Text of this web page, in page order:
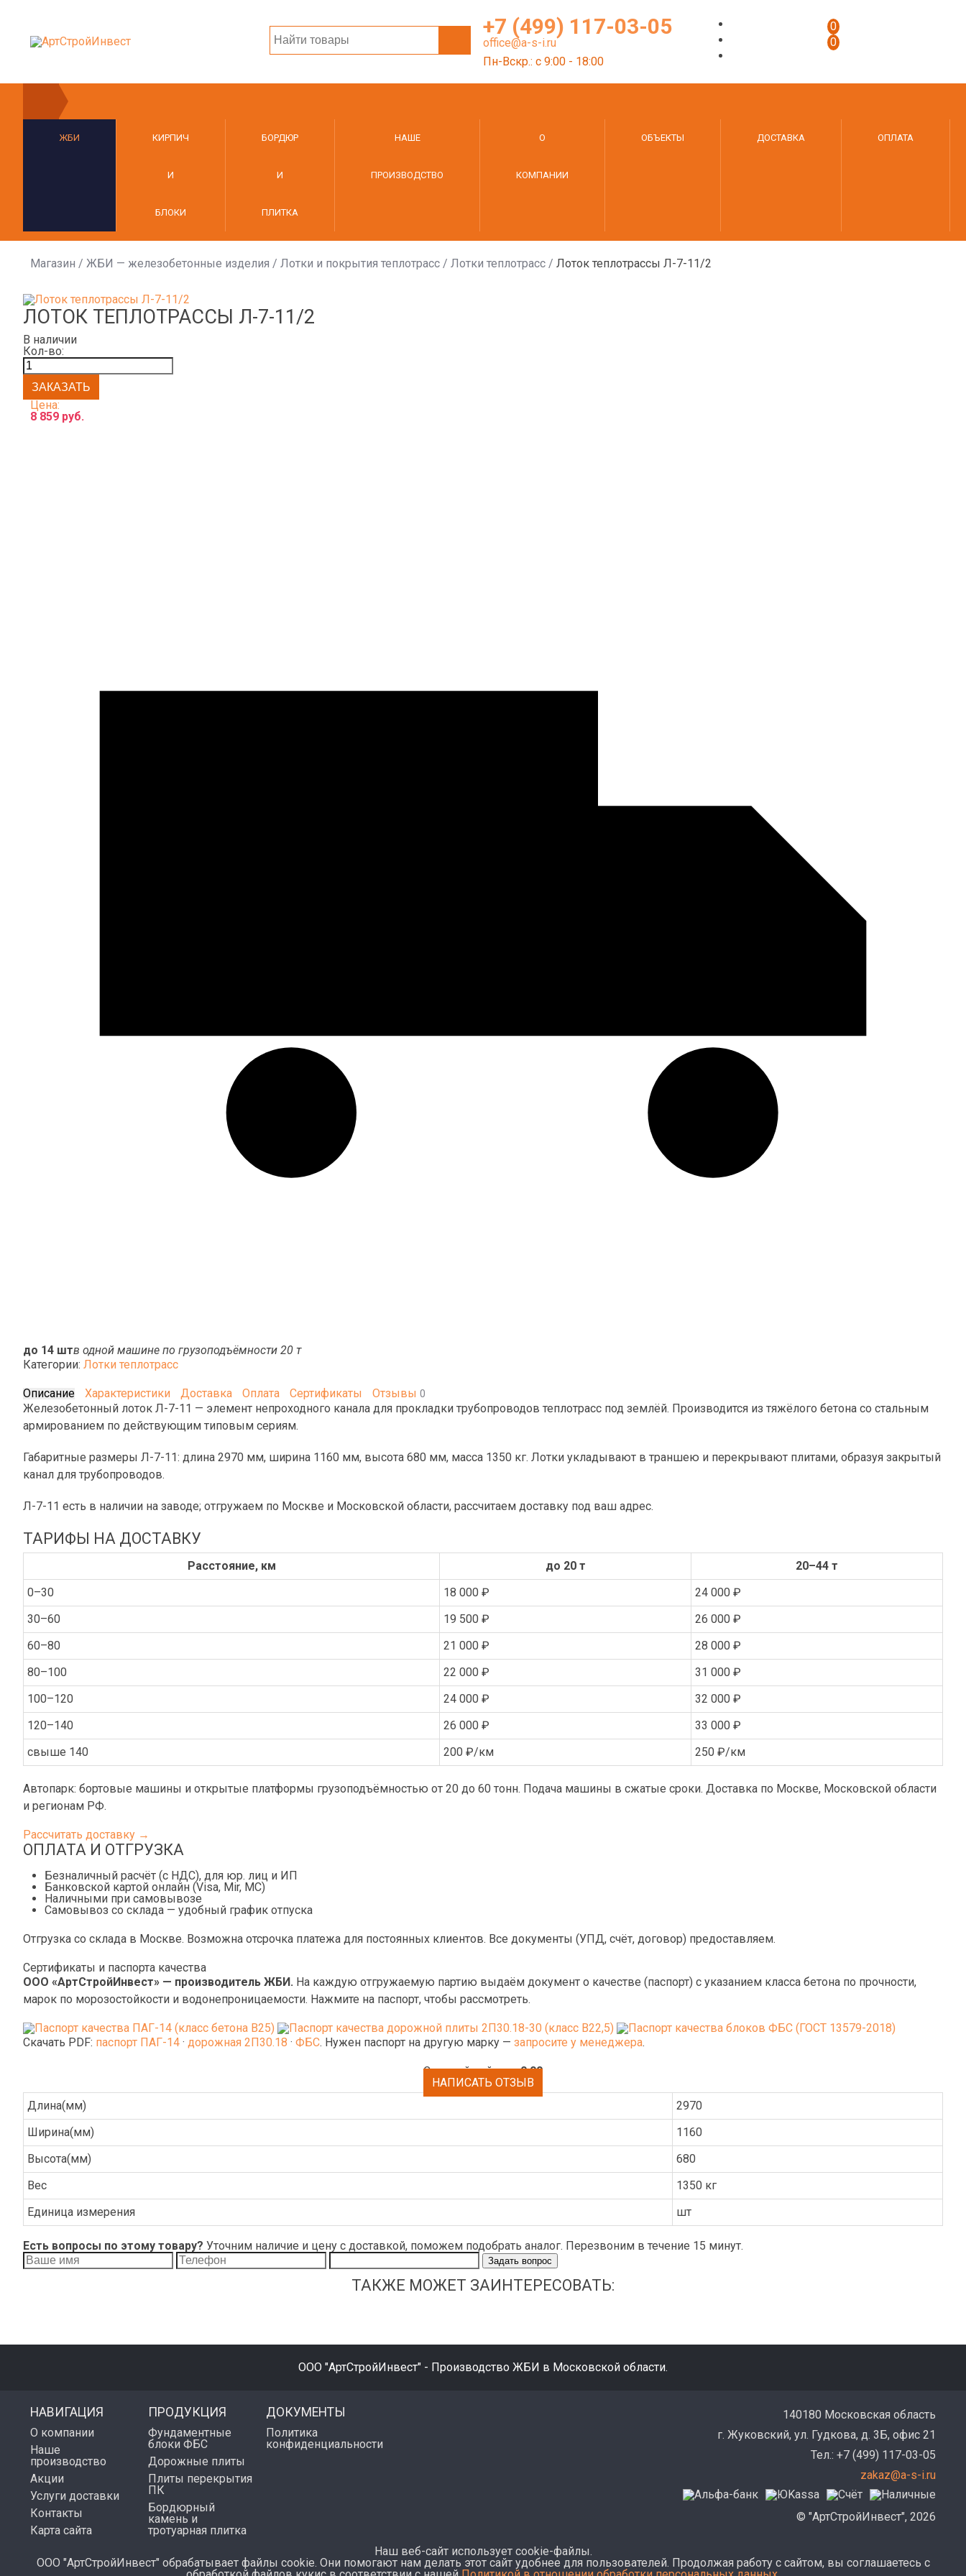
+7 (499) 117-03-05
office@a-s-i.ru
Пн-Вскр.: c 9:00 - 18:00
0
0
ЖБИ КИРПИЧ
И
БЛОКИ
БОРДЮР
И
ПЛИТКА
НАШЕ
ПРОИЗВОДСТВО
О
КОМПАНИИ
ОБЪЕКТЫ ДОСТАВКА ОПЛАТА
Магазин / ЖБИ — железобетонные изделия / Лотки и покрытия теплотрасс / Лотки теплотрасс / Лоток теплотрассы Л-7-11/2
ЛОТОК ТЕПЛОТРАССЫ Л-7-11/2
В наличии
Кол-во:
Цена:
8 859 руб.
до 14 штв одной машине по грузоподъёмности 20 т
Категории: Лотки теплотрасс
Описание Характеристики Доставка Оплата Сертификаты Отзывы 0
Железобетонный лоток Л-7-11 — элемент непроходного канала для прокладки трубопроводов теплотрасс под землёй. Производится из тяжёлого бетона со стальным
армированием по действующим типовым сериям.
Габаритные размеры Л-7-11: длина 2970 мм, ширина 1160 мм, высота 680 мм, масса 1350 кг. Лотки укладывают в траншею и перекрывают плитами, образуя закрытый
канал для трубопроводов.
Л-7-11 есть в наличии на заводе; отгружаем по Москве и Московской области, рассчитаем доставку под ваш адрес.
ТАРИФЫ НА ДОСТАВКУ
Расстояние, км до 20 т
20–44 т
0–30
18 000 ₽
24 000 ₽
30–60
19 500 ₽
26 000 ₽
60–80
21 000 ₽
28 000 ₽
80–100
22 000 ₽
31 000 ₽
100–120
24 000 ₽
32 000 ₽
120–140
26 000 ₽
33 000 ₽
свыше 140
200 ₽/км 250 ₽/км
Автопарк: бортовые машины и открытые платформы грузоподъёмностью от 20 до 60 тонн. Подача машины в сжатые сроки. Доставка по Москве, Московской области
и регионам РФ.
Рассчитать доставку →
ОПЛАТА И ОТГРУЗКА
Безналичный расчёт (с НДС), для юр. лиц и ИП
Банковской картой онлайн (Visa, Mir, МС)
Наличными при самовывозе
Самовывоз со склада — удобный график отпуска
Отгрузка со склада в Москве. Возможна отсрочка платежа для постоянных клиентов. Все документы (УПД, счёт, договор) предоставляем.
Сертификаты и паспорта качества
ООО «АртСтройИнвест» — производитель ЖБИ. На каждую отгружаемую партию выдаём документ о качестве (паспорт) с указанием класса бетона по прочности,
марок по морозостойкости и водонепроницаемости. Нажмите на паспорт, чтобы рассмотреть.
Скачать PDF: паспорт ПАГ-14 · дорожная 2П30.18 · ФБС. Нужен паспорт на другую марку — запросите у менеджера.
Средний рейтинг:0.00
НАПИСАТЬ ОТЗЫВ
Длина(мм)
2970
Ширина(мм)
1160
Высота(мм)
680
Вес
1350 кг
Единица измерения
шт
Есть вопросы по этому товару? Уточним наличие и цену с доставкой, поможем подобрать аналог. Перезвоним в течение 15 минут.
Задать вопрос
ТАКЖЕ МОЖЕТ ЗАИНТЕРЕСОВАТЬ:
ООО "АртСтройИнвест" - Производство ЖБИ в Московской области.
НАВИГАЦИЯ
О компании
Наше
производство
Акции
Услуги доставки
Контакты
Карта сайта
ПРОДУКЦИЯ
Фундаментные
блоки ФБС
Дорожные плиты
Плиты перекрытия
ПК
Бордюрный
камень и
тротуарная плитка
ДОКУМЕНТЫ
Политика
конфиденциальности
140180 Московская область
г. Жуковский, ул. Гудкова, д. 3Б, офис 21
Тел.: +7 (499) 117-03-05
zakaz@a-s-i.ru
© "АртСтройИнвест", 2026
Наш веб-сайт использует cookie-файлы.
ООО "АртСтройИнвест" обрабатывает файлы cookie. Они помогают нам делать этот сайт удобнее для пользователей. Продолжая работу с сайтом, вы соглашаетесь с